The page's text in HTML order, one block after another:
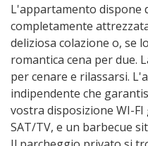
L'appartamento dispone
completamente
deliziosa colazione o, se
romantica cena per due.
per cenare e rilassarsi.
indipendente che
vostra disposizione WI-
SAT/TV, e un barbecue